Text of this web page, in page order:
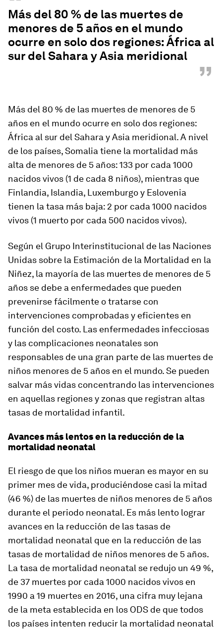
Más del 80 % de las muertes de
menores de 5 años en el mundo
ocurre en solo dos regiones: África al
sur del Sahara y Asia meridional
”
Más del 80 % de las muertes de menores de 5
años en el mundo ocurre en solo dos regiones:
África al sur del Sahara y Asia meridional. A nivel
de los países, Somalia tiene la mortalidad más
alta de menores de 5 años: 133 por cada 1000
nacidos vivos (1 de cada 8 niños), mientras que
Finlandia, Islandia, Luxemburgo y Eslovenia
tienen la tasa más baja: 2 por cada 1000 nacidos
vivos (1 muerto por cada 500 nacidos vivos).
Según el Grupo Interinstitucional de las Naciones
Unidas sobre la Estimación de la Mortalidad en la
Niñez, la mayoría de las muertes de menores de 5
años se debe a enfermedades que pueden
prevenirse fácilmente o tratarse con
intervenciones comprobadas y eficientes en
función del costo. Las enfermedades infecciosas
y las complicaciones neonatales son
responsables de una gran parte de las muertes de
niños menores de 5 años en el mundo. Se pueden
salvar más vidas concentrando las intervenciones
en aquellas regiones y zonas que registran altas
tasas de mortalidad infantil.
Avances más lentos en la reducción de la
mortalidad neonatal
El riesgo de que los niños mueran es mayor en su
primer mes de vida, produciéndose casi la mitad
(46 %) de las muertes de niños menores de 5 años
durante el periodo neonatal. Es más lento lograr
avances en la reducción de las tasas de
mortalidad neonatal que en la reducción de las
tasas de mortalidad de niños menores de 5 años.
La tasa de mortalidad neonatal se redujo un 49 %,
de 37 muertes por cada 1000 nacidos vivos en
1990 a 19 muertes en 2016, una cifra muy lejana
de la meta establecida en los ODS de que todos
los países intenten reducir la mortalidad neonatal